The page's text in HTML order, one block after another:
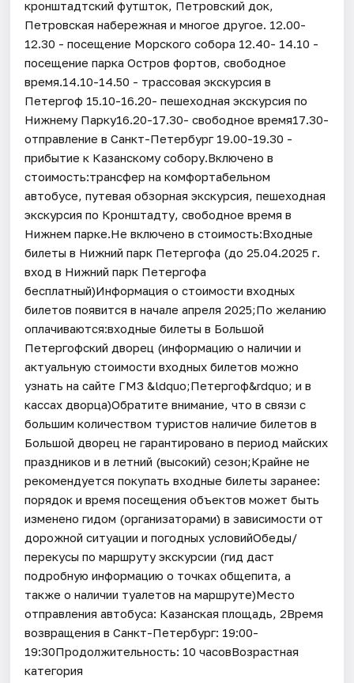
кронштадтский футшток, Петровский док,
Петровская набережная и многое другое. 12.00-
12.30 - посещение Морского собора 12.40- 14.10 -
посещение парка Остров фортов, свободное
время.14.10-14.50 - трассовая экскурсия в
Петергоф 15.10-16.20- пешеходная экскурсия по
Нижнему Парку16.20-17.30- свободное время17.30-
отправление в Санкт-Петербург 19.00-19.30 -
прибытие к Казанскому собору.Включено в
стоимость:трансфер на комфортабельном
автобусе, путевая обзорная экскурсия, пешеходная
экскурсия по Кронштадту, свободное время в
Нижнем парке.Не включено в стоимость:Входные
билеты в Нижний парк Петергофа (до 25.04.2025 г.
вход в Нижний парк Петергофа
бесплатный)Информация о стоимости входных
билетов появится в начале апреля 2025;По желанию
оплачиваются:входные билеты в Большой
Петергофский дворец (информацию о наличии и
актуальную стоимости входных билетов можно
узнать на сайте ГМЗ &ldquo;Петергоф&rdquo; и в
кассах дворца)Обратите внимание, что в связи с
большим количеством туристов наличие билетов в
Большой дворец не гарантировано в период майских
праздников и в летний (высокий) сезон;Крайне не
рекомендуется покупать входные билеты заранее:
порядок и время посещения объектов может быть
изменено гидом (организаторами) в зависимости от
дорожной ситуации и погодных условийОбеды/
перекусы по маршруту экскурсии (гид даст
подробную информацию о точках общепита, а
также о наличии туалетов на маршруте)Место
отправления автобуса: Казанская площадь, 2Время
возвращения в Санкт-Петербург: 19:00-
19:30Продолжительность: 10 часовВозрастная
категория